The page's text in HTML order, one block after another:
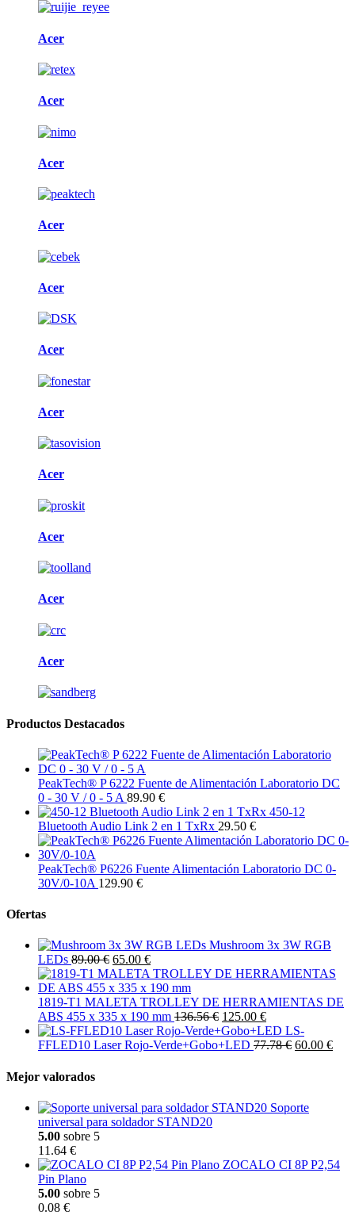
Acer
Acer
Acer
Acer
Acer
Acer
Acer
Acer
Acer
Acer
Acer
Productos Destacados
PeakTech® P 6222 Fuente de Alimentación Laboratorio DC
0 - 30 V / 0 - 5 A 89.90 €
450-12
Bluetooth Audio Link 2 en 1 TxRx 29.50 €
PeakTech® P6226 Fuente Alimentación Laboratorio DC 0-
30V/0-10A 129.90 €
Ofertas
Mushroom 3x 3W RGB
LEDs 89.00 € 65.00 €
1819-T1 MALETA TROLLEY DE HERRAMIENTAS DE
ABS 455 x 335 x 190 mm 136.56 € 125.00 €
LS-
FFLED10 Laser Rojo-Verde+Gobo+LED 77.78 € 60.00 €
Mejor valorados
Soporte
universal para soldador STAND20
5.00 sobre 5
11.64 €
ZOCALO CI 8P P2,54
Pin Plano
5.00 sobre 5
0.08 €